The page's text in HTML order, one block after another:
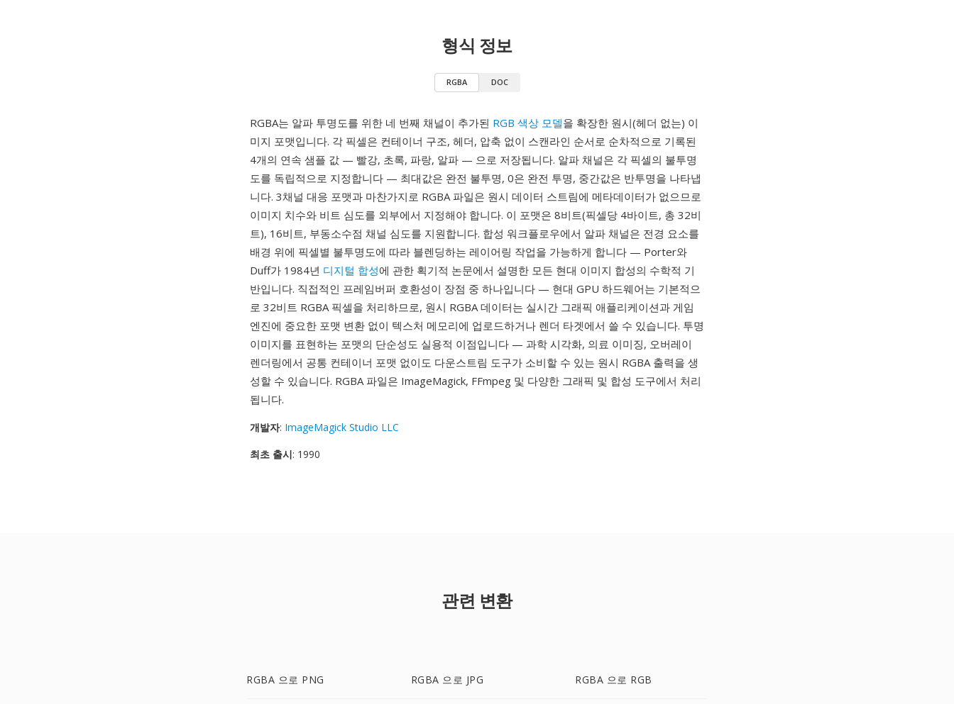
형식 정보
RGBA DOC
RGBA는 알파 투명도를 위한 네 번째 채널이 추가된 RGB 색상 모델을 확장한 원시(헤더 없는) 이
미지 포맷입니다. 각 픽셀은 컨테이너 구조, 헤더, 압축 없이 스캔라인 순서로 순차적으로 기록된
4개의 연속 샘플 값 — 빨강, 초록, 파랑, 알파 — 으로 저장됩니다. 알파 채널은 각 픽셀의 불투명
도를 독립적으로 지정합니다 — 최대값은 완전 불투명, 0은 완전 투명, 중간값은 반투명을 나타냅
니다. 3채널 대응 포맷과 마찬가지로 RGBA 파일은 원시 데이터 스트림에 메타데이터가 없으므로
이미지 치수와 비트 심도를 외부에서 지정해야 합니다. 이 포맷은 8비트(픽셀당 4바이트, 총 32비
트), 16비트, 부동소수점 채널 심도를 지원합니다. 합성 워크플로우에서 알파 채널은 전경 요소를
배경 위에 픽셀별 불투명도에 따라 블렌딩하는 레이어링 작업을 가능하게 합니다 — Porter와
Duff가 1984년 디지털 합성에 관한 획기적 논문에서 설명한 모든 현대 이미지 합성의 수학적 기
반입니다. 직접적인 프레임버퍼 호환성이 장점 중 하나입니다 — 현대 GPU 하드웨어는 기본적으
로 32비트 RGBA 픽셀을 처리하므로, 원시 RGBA 데이터는 실시간 그래픽 애플리케이션과 게임
엔진에 중요한 포맷 변환 없이 텍스처 메모리에 업로드하거나 렌더 타겟에서 쓸 수 있습니다. 투명
이미지를 표현하는 포맷의 단순성도 실용적 이점입니다 — 과학 시각화, 의료 이미징, 오버레이
렌더링에서 공통 컨테이너 포맷 없이도 다운스트림 도구가 소비할 수 있는 원시 RGBA 출력을 생
성할 수 있습니다. RGBA 파일은 ImageMagick, FFmpeg 및 다양한 그래픽 및 합성 도구에서 처리
됩니다.
개발자: ImageMagick Studio LLC
최초 출시: 1990
관련 변환
RGBA 으로 PNG RGBA 으로 JPG RGBA 으로 RGB